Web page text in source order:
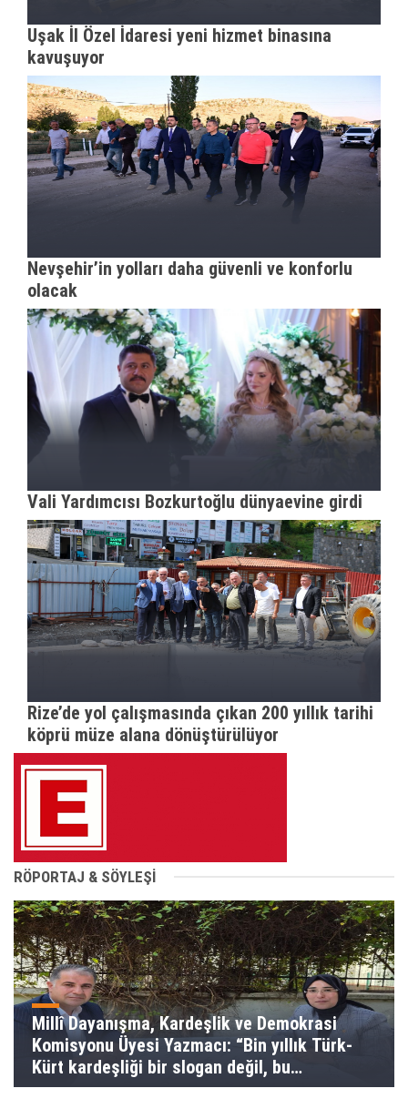
Uşak İl Özel İdaresi yeni hizmet binasına
kavuşuyor
Nevşehir’in yolları daha güvenli ve konforlu
olacak
Vali Yardımcısı Bozkurtoğlu dünyaevine girdi
Rize’de yol çalışmasında çıkan 200 yıllık tarihi
köprü müze alana dönüştürülüyor
RÖPORTAJ & SÖYLEŞİ
Millî Dayanışma, Kardeşlik ve Demokrasi
Komisyonu Üyesi Yazmacı: “Bin yıllık Türk-
Kürt kardeşliği bir slogan değil, bu
toprakların gerçeğidir”